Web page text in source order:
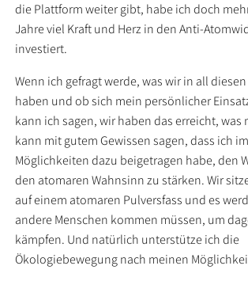
die Plattform weiter gibt, habe ich doch
Jahre viel Kraft und Herz in den Anti-
investiert.
Wenn ich gefragt werde, was wir in all
haben und ob sich mein persönlicher
kann ich sagen, wir haben das erreicht, was
kann mit gutem Gewissen sagen, dass ich
Möglichkeiten dazu beigetragen habe, den
den atomaren Wahnsinn zu stärken. Wir
auf einem atomaren Pulversfass und es
andere Menschen kommen müssen, um
kämpfen. Und natürlich unterstütze ich die
Ökologiebewegung nach meinen